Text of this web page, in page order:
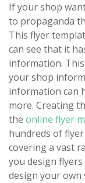
If your shop
to propaganda
This flyer
can see that it
information.
your shop
information can
more. Creating
the online flyer
hundreds of
covering a vast
you design
design your own